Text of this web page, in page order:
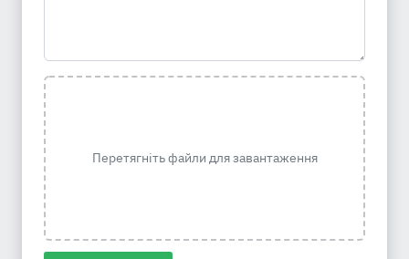
Перетягніть файли для завантаження